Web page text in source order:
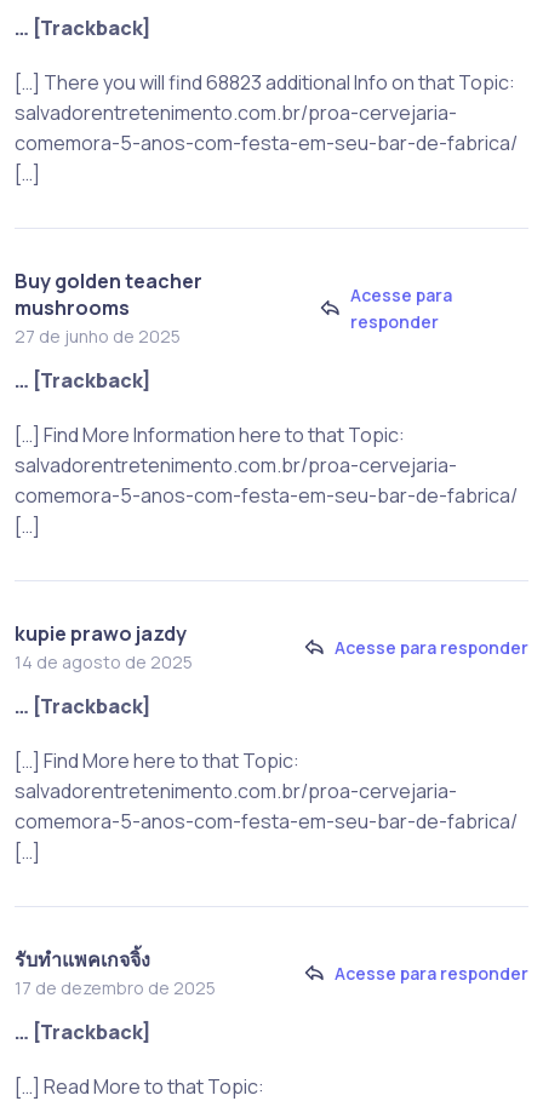
… [Trackback]
[…] There you will find 68823 additional Info on that Topic:
salvadorentretenimento.com.br/proa-cervejaria-
comemora-5-anos-com-festa-em-seu-bar-de-fabrica/
[…]
Buy golden teacher
mushrooms
27 de junho de 2025
Acesse para
responder
… [Trackback]
[…] Find More Information here to that Topic:
salvadorentretenimento.com.br/proa-cervejaria-
comemora-5-anos-com-festa-em-seu-bar-de-fabrica/
[…]
kupie prawo jazdy
14 de agosto de 2025
Acesse para responder
… [Trackback]
[…] Find More here to that Topic:
salvadorentretenimento.com.br/proa-cervejaria-
comemora-5-anos-com-festa-em-seu-bar-de-fabrica/
[…]
รับทำแพคเกจจิ้ง
17 de dezembro de 2025
Acesse para responder
… [Trackback]
[…] Read More to that Topic: